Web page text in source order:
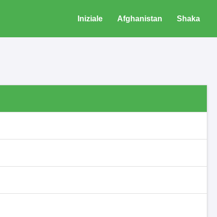
Iniziale Afghanistan Shaka